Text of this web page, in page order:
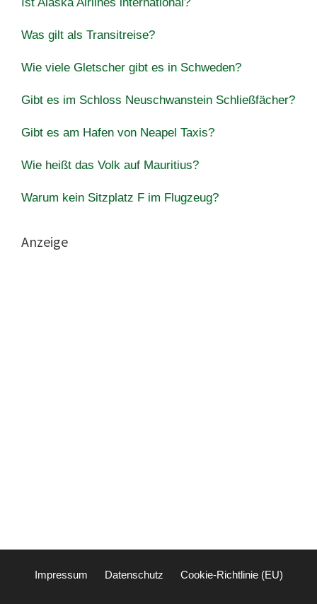
Was gilt als Transitreise?
Wie viele Gletscher gibt es in Schweden?
Gibt es im Schloss Neuschwanstein Schließfächer?
Gibt es am Hafen von Neapel Taxis?
Wie heißt das Volk auf Mauritius?
Warum kein Sitzplatz F im Flugzeug?
Anzeige
Impressum Datenschutz Cookie-Richtlinie (EU)